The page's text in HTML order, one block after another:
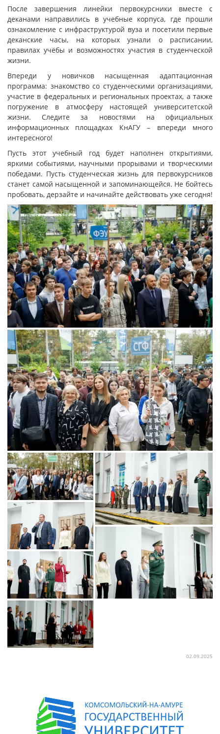
После завершения линейки первокурсники вместе с
деканами направились в учебные корпуса, где прошли
ознакомление с инфраструктурой вуза и посетили первые
деканские часы, на которых узнали о расписании,
правилах учёбы и возможностях участия в студенческой
жизни.
Впереди у новичков насыщенная адаптационная
программа: знакомство со студенческими организациями,
участие в федеральных и региональных проектах, а также
погружение в атмосферу настоящей университетской
жизни. Следите за новостями на официальных
информационных площадках КнАГУ – впереди много
интересного!
Пусть этот учебный год будет наполнен открытиями,
яркими событиями, научными прорывами и творческими
победами. Пусть студенческая жизнь для первокурсников
станет самой насыщенной и запоминающейся. Не бойтесь
пробовать, дерзайте и начинайте действовать уже сегодня!
02.09.2025